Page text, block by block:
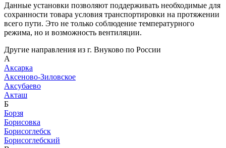
Данные установки позволяют поддерживать необходимые для
сохранности товара условия транспортировки на протяжении
всего пути. Это не только соблюдение температурного
режима, но и возможность вентиляции.
Другие направления из г. Внуково по России
А
Аксарка
Аксеново-Зиловское
Аксубаево
Акташ
Б
Борзя
Борисовка
Борисоглебск
Борисоглебский